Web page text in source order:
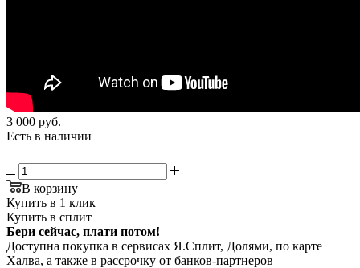
3 000 руб.
Есть в наличии
В корзину
Купить в 1 клик
Купить в сплит
Бери сейчас, плати потом!
Доступна покупка в сервисах Я.Сплит, Долями, по карте
Халва, а также в рассрочку от банков-партнеров